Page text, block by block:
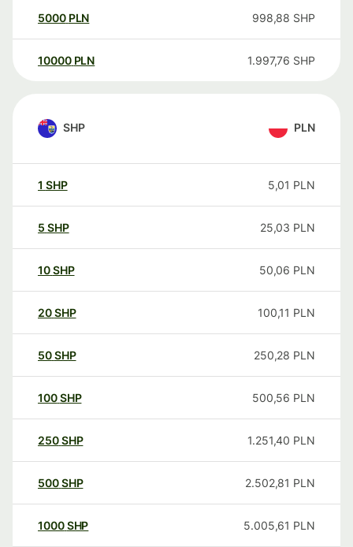
5000 PLN 998,88 SHP
10000 PLN 1.997,76 SHP
SHP PLN
1 SHP 5,01 PLN
5 SHP 25,03 PLN
10SHP 50,06 PLN
20SHP 100,11 PLN
50SHP 250,28 PLN
100SHP 500,56 PLN
250SHP 1.251,40 PLN
500SHP 2.502,81 PLN
1000SHP 5.005,61 PLN